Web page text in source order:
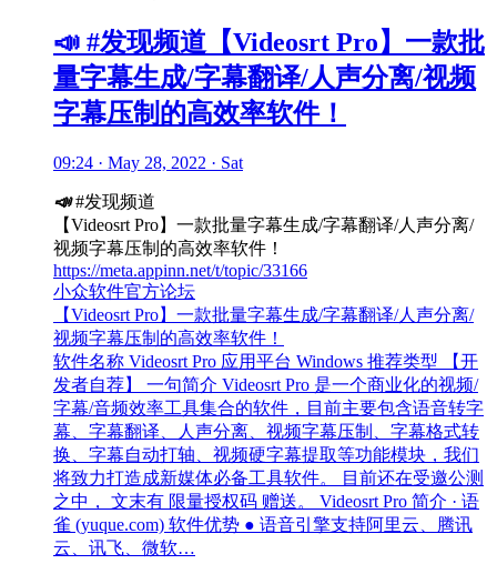
📣 #发现频道【Videosrt Pro】一款批
量字幕生成/字幕翻译/人声分离/视频
字幕压制的高效率软件！
09:24 · May 28, 2022 · Sat
📣#发现频道
【Videosrt Pro】一款批量字幕生成/字幕翻译/人声分离/
视频字幕压制的高效率软件！
https://meta.appinn.net/t/topic/33166
小众软件官方论坛
【Videosrt Pro】一款批量字幕生成/字幕翻译/人声分离/
视频字幕压制的高效率软件！
软件名称 Videosrt Pro 应用平台 Windows 推荐类型 【开
发者自荐】 一句简介 Videosrt Pro 是一个商业化的视频/
字幕/音频效率工具集合的软件，目前主要包含语音转字
幕、字幕翻译、人声分离、视频字幕压制、字幕格式转
换、字幕自动打轴、视频硬字幕提取等功能模块，我们
将致力打造成新媒体必备工具软件。 目前还在受邀公测
之中， 文末有 限量授权码 赠送。 Videosrt Pro 简介 · 语
雀 (yuque.com) 软件优势 ● 语音引擎支持阿里云、腾讯
云、讯飞、微软…